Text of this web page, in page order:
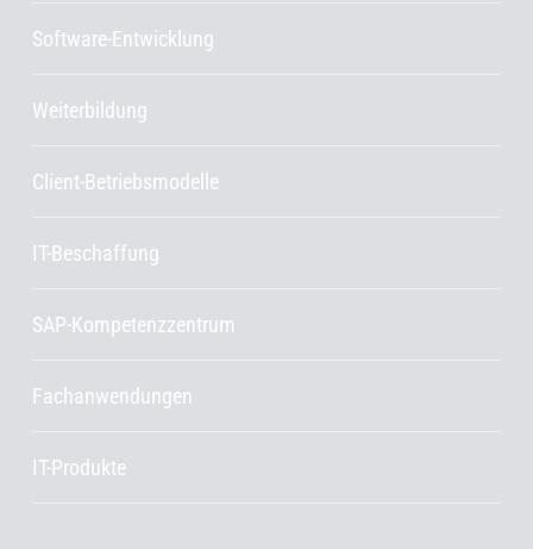
Software-Entwicklung
Weiterbildung
Client-Betriebsmodelle
IT-Beschaffung
SAP-Kompetenzzentrum
Fachanwendungen
IT-Produkte